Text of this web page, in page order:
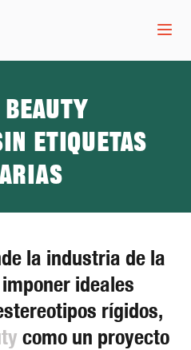
Beauty
etiquetas
la industria de la
ideales
rígidos,
como un proyecto